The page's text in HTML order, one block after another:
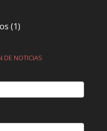
(1)
DE NOTICIAS